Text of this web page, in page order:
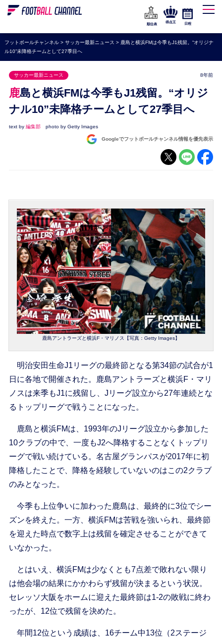
WEリーグ
海外サッカー
プレミアリーグ
ラ・リーガ
セリエA
ブンデスリーガ
UEFA
ナショナルチーム
順位表
得点王 日程
フットボールチャンネル> サッカー最新ニュース > 鹿島と横浜FMは今季もJ1残留。“オリジナ
ル10”未降格チームとして27季目へ
サッカー最新ニュース 8年前
鹿島と横浜FMは今季もJ1残留。“オリジ
ナル10”未降格チームとして27季目へ
text by 編集部 photo by Getty Images
Googleでフットボールチャンネル情報を優先表示
鹿島アントラーズと横浜F・マリノス【写真：Getty Images】
明治安田生命J1リーグの最終節となる第34節の試合が1
日に各地で開催された。鹿島アントラーズと横浜F・マリ
ノスは来季もJ1に残留し、Jリーグ設立から27年連続とな
るトップリーグで戦うことになった。
鹿島と横浜FMは、1993年のJリーグ設立から参加した
10クラブの中で、一度もJ2へ降格することなくトップリ
ーグで戦い続けている。名古屋グランパスが2017年に初
降格したことで、降格を経験していないのはこの2クラブ
のみとなった。
今季も上位争いに加わった鹿島は、最終的に3位でシー
ズンを終えた。一方、横浜FMは苦戦を強いられ、最終節
を迎えた時点で数字上は残留を確定させることができて
いなかった。
とはいえ、横浜FMは少なくとも7点差で敗れない限り
は他会場の結果にかかわらず残留が決まるという状況。
セレッソ大阪をホームに迎えた最終節は1-2の敗戦に終わ
ったが、12位で残留を決めた。
年間12位という成績は、16チーム中13位（2ステージ